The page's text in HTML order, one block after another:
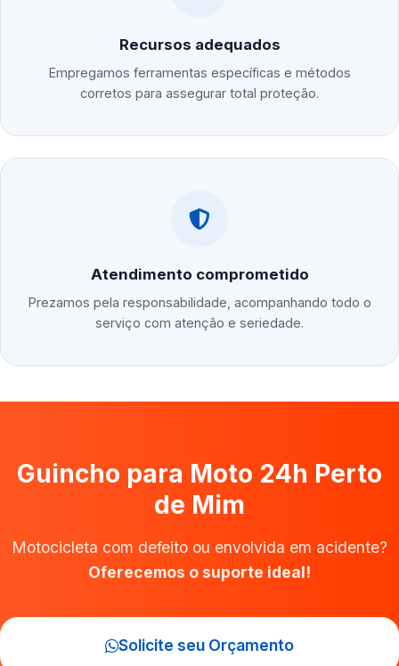
Recursos adequados
Empregamos ferramentas específicas e métodos
corretos para assegurar total proteção.
Atendimento comprometido
Prezamos pela responsabilidade, acompanhando todo o
serviço com atenção e seriedade.
Guincho para Moto 24h Perto
de Mim
Motocicleta com defeito ou envolvida em acidente?
Oferecemos o suporte ideal!
Solicite seu Orçamento